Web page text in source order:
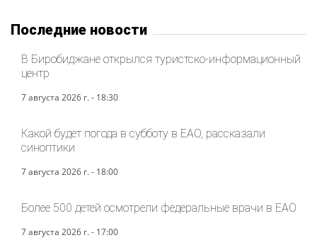
Последние новости
В Биробиджане открылся туристско-информационный
центр
7 августа 2026 г. - 18:30
Какой будет погода в субботу в ЕАО, рассказали
синоптики
7 августа 2026 г. - 18:00
Более 500 детей осмотрели федеральные врачи в ЕАО
7 августа 2026 г. - 17:00